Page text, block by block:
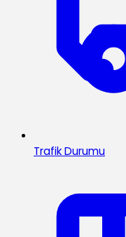
Trafik Durumu